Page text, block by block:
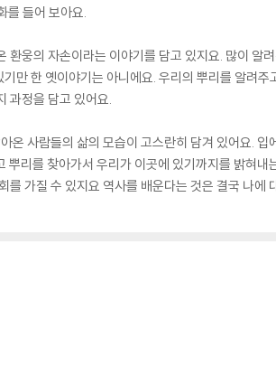
를 들어 보아요.
웅의 자손이라는 이야기를 담고 있지요. 많이 알
만 한 옛이야기는 아니에요. 우리의 뿌리를 알려주
과정을 담고 있어요.
온 사람들의 삶의 모습이 고스란히 담겨 있어요. 입
리를 찾아가서 우리가 이곳에 있기까지를 밝혀내
가질 수 있지요 역사를 배운다는 것은 결국 나에